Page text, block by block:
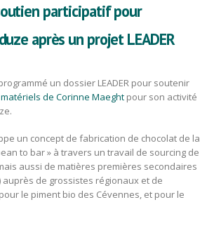
participatif pour
après un projet LEADER
un dossier LEADER pour soutenir
de Corinne Maeght pour son activité
un concept de fabrication de chocolat de la
to bar » à travers un travail de sourcing de
aussi de matières premières secondaires
de grossistes régionaux et de
le piment bio des Cévennes, et pour le